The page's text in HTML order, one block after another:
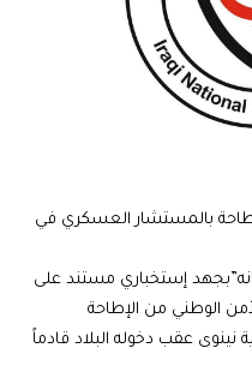
الاطاحة بالمستشار العسكري في
انه”بجهد إستخباري مستند على
الوطني من الإطاحة
عقب دخوله البلاد قادماً